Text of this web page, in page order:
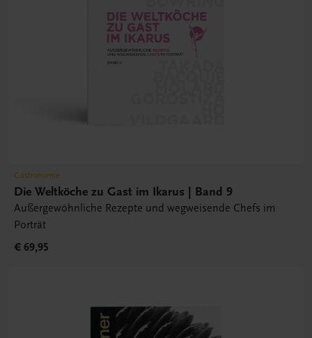
Gastronomie
Die Weltköche zu Gast im Ikarus | Band 9
Außergewöhnliche Rezepte und wegweisende Chefs im
Porträt
€ 69,95